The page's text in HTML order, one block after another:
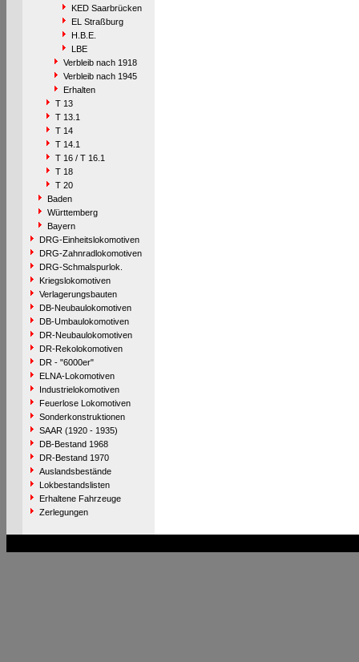
KED Saarbrücken
EL Straßburg
H.B.E.
LBE
Verbleib nach 1918
Verbleib nach 1945
Erhalten
T 13
T 13.1
T 14
T 14.1
T 16 / T 16.1
T 18
T 20
Baden
Württemberg
Bayern
DRG-Einheitslokomotiven
DRG-Zahnradlokomotiven
DRG-Schmalspurlok.
Kriegslokomotiven
Verlagerungsbauten
DB-Neubaulokomotiven
DB-Umbaulokomotiven
DR-Neubaulokomotiven
DR-Rekolokomotiven
DR - "6000er"
ELNA-Lokomotiven
Industrielokomotiven
Feuerlose Lokomotiven
Sonderkonstruktionen
SAAR (1920 - 1935)
DB-Bestand 1968
DR-Bestand 1970
Auslandsbestände
Lokbestandslisten
Erhaltene Fahrzeuge
Zerlegungen